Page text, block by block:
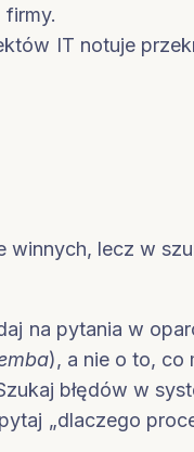
firmy.
IT notuje
winnych, lecz w
na pytania w
), a nie o to, co
błędów w
„dlaczego